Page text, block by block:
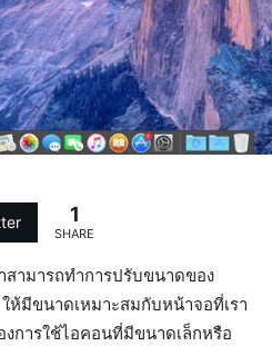
1
SHARE
สามารถทำการปรับขนาดของ
ห้มีขนาดเหมาะสมกับหน้าจอที่เรา
การใช้ไอคอนที่มีขนาดเล็กหรือ